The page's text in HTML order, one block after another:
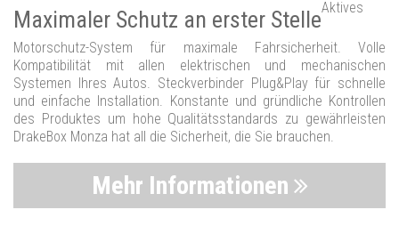
Maximaler Schutz an erster StelleAktives
Motorschutz-System für maximale Fahrsicherheit. Volle
Kompatibilität mit allen elektrischen und mechanischen
Systemen Ihres Autos. Steckverbinder Plug&Play für schnelle
und einfache Installation. Konstante und gründliche Kontrollen
des Produktes um hohe Qualitätsstandards zu gewährleisten
DrakeBox Monza hat all die Sicherheit, die Sie brauchen.
Mehr Informationen